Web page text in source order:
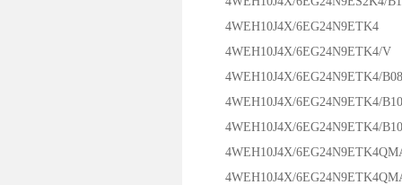
4WEH10J4X/6EG24N9ETK4
4WEH10J4X/6EG24N9ETK4/V
4WEH10J4X/6EG24N9ETK4/
4WEH10J4X/6EG24N9ETK4/B10
4WEH10J4X/6EG24N9ETK4/
4WEH10J4X/
4WEH10J4X/